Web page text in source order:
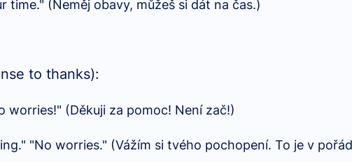
time." (Neměj obavy, můžeš si dát na čas.)
to thanks):
worries!" (Děkuji za pomoc! Není zač!)
"No worries." (Vážím si tvého pochopení. To je v